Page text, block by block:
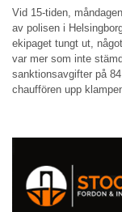
Vid 15-tiden,
av polisen i
ekipaget tungt ut,
var mer som inte
sanktionsavgifter på
chauffören upp